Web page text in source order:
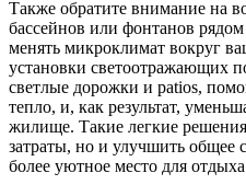
Также обратите внимание на
бассейнов или фонтанов
менять микроклимат вокруг
установки светоотражающих
светлые дорожки и patios,
тепло, и, как результат,
жилище. Такие легкие
затраты, но и улучшить общее
более уютное место для